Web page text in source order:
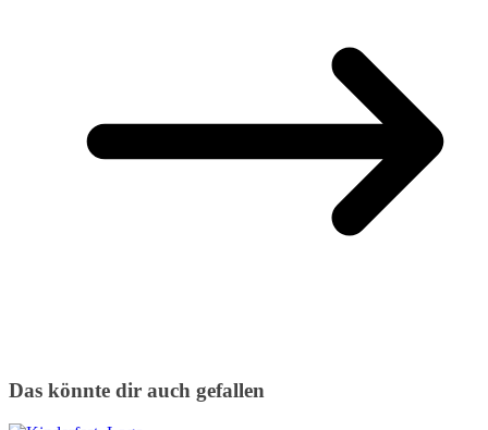
Das könnte dir auch gefallen